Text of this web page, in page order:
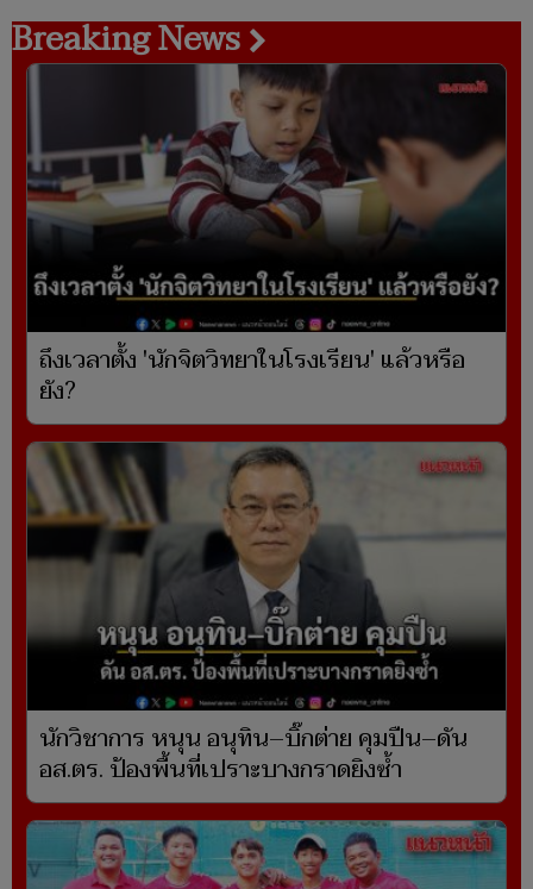
Breaking News
ถึงเวลาตั้ง 'นักจิตวิทยาในโรงเรียน' แล้วหรือ
ยัง?
นักวิชาการ หนุน อนุทิน–บิ๊กต่าย คุมปืน–ดัน
อส.ตร. ป้องพื้นที่เปราะบางกราดยิงซ้ำ